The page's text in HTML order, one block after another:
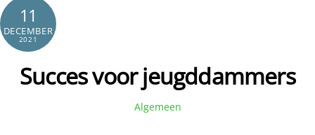
11
DECEMBER
2021
Succes voor jeugddammers
Algemeen